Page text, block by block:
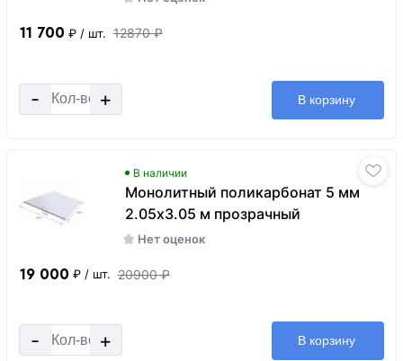
11 700 ₽ / шт. 12870 ₽
- + В корзину
В наличии
Монолитный поликарбонат 5 мм
2.05х3.05 м прозрачный
Нет оценок
19 000 ₽ / шт. 20900 ₽
- + В корзину